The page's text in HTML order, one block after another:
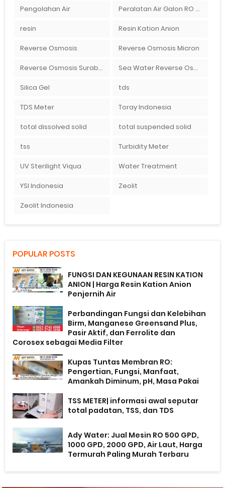
Pengolahan Air Peralatan Air Galon RO Palembang
resin Resin Kation Anion
Reverse Osmosis Reverse Osmosis Micron
Reverse Osmosis Surabaya Sea Water Reverse Osmosis
Silica Gel tds
TDS Meter Toray Indonesia
total dissolved solid total suspended solid
tss Turbidity Meter
UV Sterilight Viqua Water Treatment
YSI Indonesia Zeolit
Zeolit Indonesia
POPULAR POSTS
FUNGSI DAN KEGUNAAN RESIN KATION
ANION | Harga Resin Kation Anion
Penjernih Air
Perbandingan Fungsi dan Kelebihan
Birm, Manganese Greensand Plus,
Pasir Aktif, dan Ferrolite dan
Corosex sebagai Media Filter
Kupas Tuntas Membran RO:
Pengertian, Fungsi, Manfaat,
Amankah Diminum, pH, Masa Pakai
TSS METER| informasi awal seputar
total padatan, TSS, dan TDS
Ady Water: Jual Mesin RO 500 GPD,
1000 GPD, 2000 GPD, Air Laut, Harga
Termurah Paling Murah Terbaru